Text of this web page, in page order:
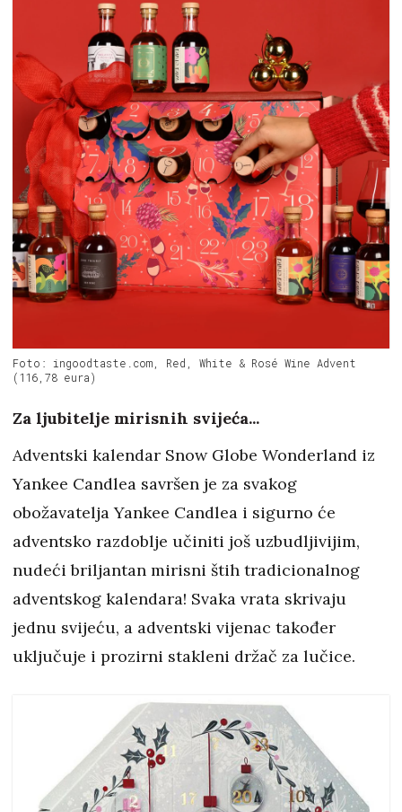
Foto: ingoodtaste.com, Red, White & Rosé Wine Advent
(116,78 eura)
Za ljubitelje mirisnih svijeća...
Adventski kalendar Snow Globe Wonderland iz
Yankee Candlea savršen je za svakog
obožavatelja Yankee Candlea i sigurno će
adventsko razdoblje učiniti još uzbudljivijim,
nudeći briljantan mirisni štih tradicionalnog
adventskog kalendara! Svaka vrata skrivaju
jednu svijeću, a adventski vijenac također
uključuje i prozirni stakleni držač za lučice.